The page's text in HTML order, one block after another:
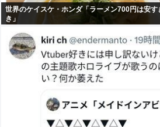
世界のケイスケ・ホンダ「ラーメン700円は安
き」